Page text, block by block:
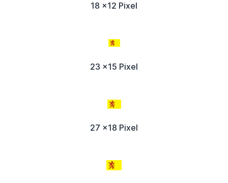
18 x12 Pixel
23 x15 Pixel
27 x18 Pixel